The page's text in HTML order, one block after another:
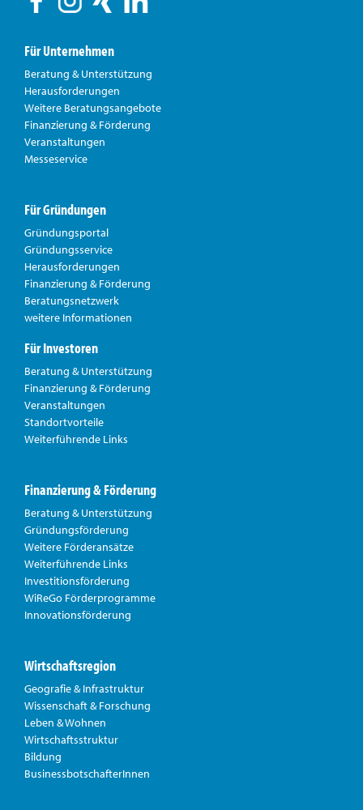
Für Unternehmen
Beratung & Unterstützung
Herausforderungen
Weitere Beratungsangebote
Finanzierung & Förderung
Veranstaltungen
Messeservice
Für Gründungen
Gründungsportal
Gründungsservice
Herausforderungen
Finanzierung & Förderung
Beratungsnetzwerk
weitere Informationen
Für Investoren
Beratung & Unterstützung
Finanzierung & Förderung
Veranstaltungen
Standortvorteile
Weiterführende Links
Finanzierung & Förderung
Beratung & Unterstützung
Gründungsförderung
Weitere Förderansätze
Weiterführende Links
Investitionsförderung
WiReGo Förderprogramme
Innovationsförderung
Wirtschaftsregion
Geografie & Infrastruktur
Wissenschaft & Forschung
Leben & Wohnen
Wirtschaftsstruktur
Bildung
BusinessbotschafterInnen